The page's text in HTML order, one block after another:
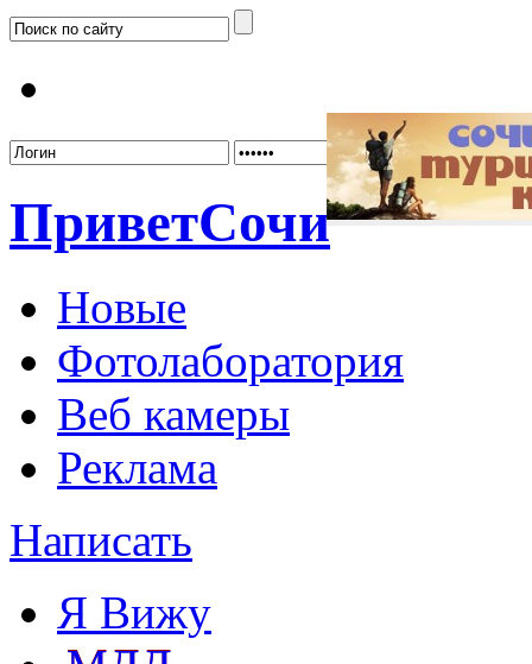
ПриветСочи
Новые
Фотолаборатория
Веб камеры
Реклама
Написать
Я Вижу